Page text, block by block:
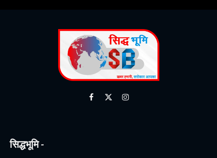
Facebook
X
Instagram
सिद्धभूमि -